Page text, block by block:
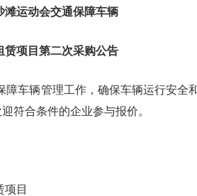
滩运动会交通保障车辆
赁项目第二次采购公告
车辆管理工作，确保车辆运行安全
符合条件的企业参与报价。
项目